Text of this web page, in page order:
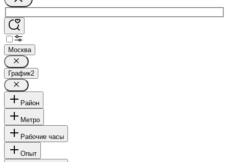
Москва
График2
Район
Метро
Рабочие часы
Опыт